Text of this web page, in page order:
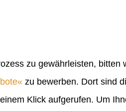
zu gewährleisten, bitten
zu bewerben. Dort sind
Klick aufgerufen. Um